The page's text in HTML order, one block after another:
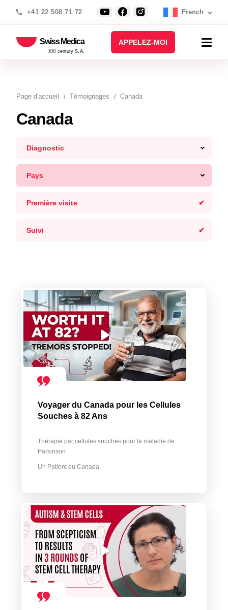
+41 22 508 71 72 French
Swiss Medica
XXI century S.A.
APPELEZ-MOI
Page d′accueil Témoignages Canada
Canada
Diagnostic
Pays
Première visite
Suivi
Voyager du Canada pour les Cellules
Souches à 82 Ans
Thérapie par cellules souches pour la maladie de
Parkinson
Un Patient du Canada